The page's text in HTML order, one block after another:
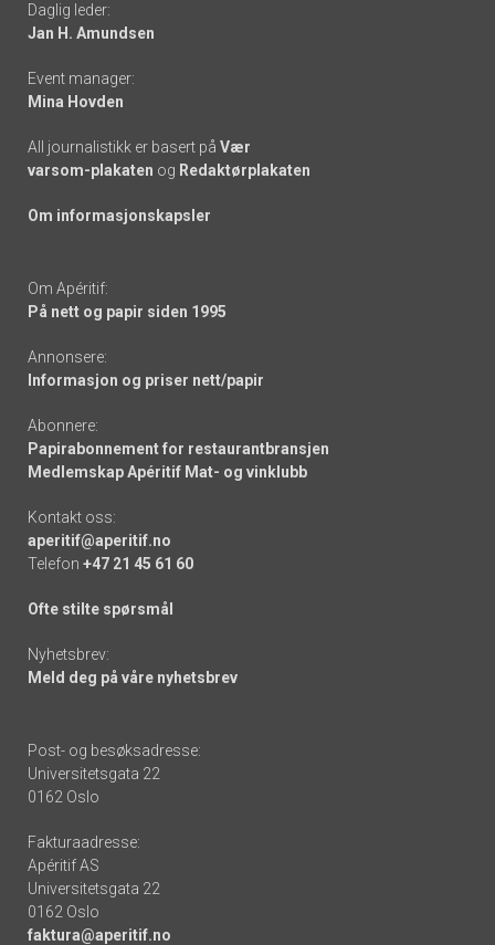
links
Daglig leder:
Jan H. Amundsen
Event manager:
Mina Hovden
All journalistikk er basert på Vær
varsom-plakaten og Redaktørplakaten
Om informasjonskapsler
Om Apéritif:
På nett og papir siden 1995
Annonsere:
Informasjon og priser nett/papir
Abonnere:
Papirabonnement for restaurantbransjen
Medlemskap Apéritif Mat- og vinklubb
Kontakt oss:
aperitif@aperitif.no
Telefon +47 21 45 61 60
Ofte stilte spørsmål
Nyhetsbrev:
Meld deg på våre nyhetsbrev
Post- og besøksadresse:
Universitetsgata 22
0162 Oslo
Fakturaadresse:
Apéritif AS
Universitetsgata 22
0162 Oslo
faktura@aperitif.no